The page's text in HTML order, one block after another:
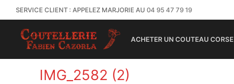
SERVICE CLIENT : APPELEZ MARJORIE AU 04 95 47 79 19
ACHETER UN COUTEAU CORSE
IMG_2582 (2)